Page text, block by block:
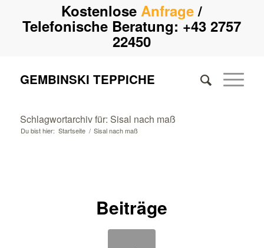
KostenloseAnfrage/
Telefonische Beratung:+43 2757
22450
GEMBINSKI TEPPICHE
Schlagwortarchiv für: Sisal nach maß
Du bist hier: Startseite / Sisal nach maß
Beiträge